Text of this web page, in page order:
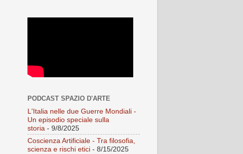
PODCAST SPAZIO D'ARTE
L'Italia nelle due Guerre Mondiali -
Un episodio speciale sulla
storia - 9/8/2025
Coscienza Artificiale - Tra filosofia,
scienza e rischi etici - 8/15/2025